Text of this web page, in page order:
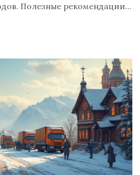
Полезные рекомендации
Узнайте, как избежать